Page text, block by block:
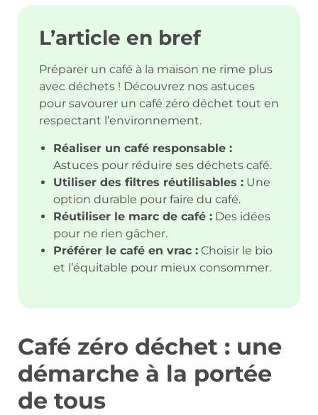
L’article en bref
Préparer un café à la maison ne rime plus
avec déchets ! Découvrez nos astuces
pour savourer un café zéro déchet tout en
respectant l’environnement.
Réaliser un café responsable :
Astuces pour réduire ses déchets café.
Utiliser des filtres réutilisables : Une
option durable pour faire du café.
Réutiliser le marc de café : Des idées
pour ne rien gâcher.
Préférer le café en vrac : Choisir le bio
et l’équitable pour mieux consommer.
Café zéro déchet : une
démarche à la portée
de tous